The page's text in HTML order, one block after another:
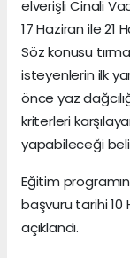
elverişli Cinali
17 Haziran ile 21
Söz konusu
isteyenlerin ilk
önce yaz
kriterleri
yapabileceği
Eğitim
başvuru tarihi 10
açıklandı.